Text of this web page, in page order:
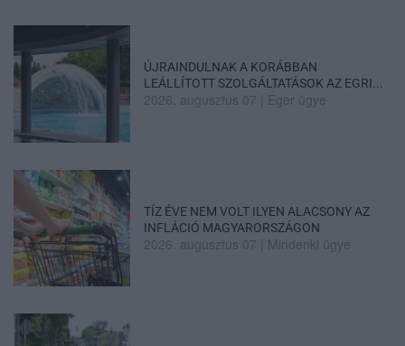
ÚJRAINDULNAK A KORÁBBAN
LEÁLLÍTOTT SZOLGÁLTATÁSOK AZ EGRI...
2026. augusztus 07 Eger ügye
TÍZ ÉVE NEM VOLT ILYEN ALACSONY AZ
INFLÁCIÓ MAGYARORSZÁGON
2026. augusztus 07 Mindenki ügye